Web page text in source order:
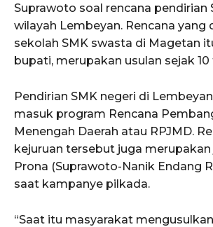
Suprawoto soal rencana pendirian
wilayah Lembeyan. Rencana yang
sekolah SMK swasta di Magetan
bupati, merupakan usulan sejak 10
Pendirian SMK negeri di
masuk program Rencana
Menengah Daerah atau RPJMD.
kejuruan tersebut juga
Prona (Suprawoto-Nanik Endang
saat kampanye pilkada.
“Saat itu masyarakat